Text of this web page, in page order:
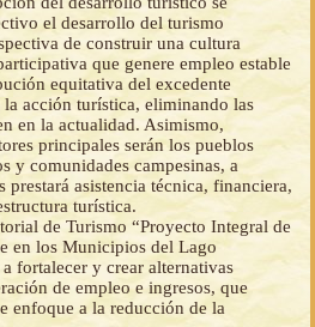
el desarrollo del turismo
de construir una cultura
que genere empleo estable
equitativa del excedente
acción turística, eliminando las
en la actualidad. Asimismo,
principales serán los pueblos
y comunidades campesinas, a
prestará asistencia técnica, financiera,
turística.
de Turismo “Proyecto Integral de
en los Municipios del Lago
fortalecer y crear alternativas
de empleo e ingresos, que
enfoque a la reducción de la